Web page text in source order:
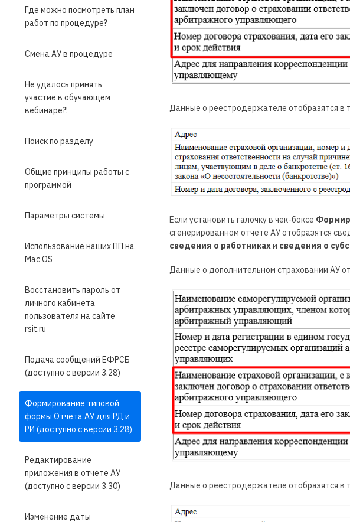
Где можно посмотреть план
работ по процедуре?
Смена АУ в процедуре
Не удалось принять
участие в обучающем
вебинаре?!
Поиск по разделу
Общие принципы работы с
программой
Параметры системы
Использование наших ПП на
Mac OS
Восстановить пароль от
личного кабинета
пользователя на сайте
rsit.ru
Подача сообщений ЕФРСБ
(доступно с версии 3.28)
Формирование типовой
формы Отчета АУ для РД и
РИ (доступно с версии 3.28)
Редактирование
приложения в отчете АУ
(доступно с версии 3.30)
Изменение даты
Данные о реестродержателе отобразятся в
Если установить галочку в чек-боксе
сгенерированном отчете АУ отобразятся
сведения о работникахи сведения о
Данные о дополнительном страховании АУ
Данные о реестродержателе отобразятся в